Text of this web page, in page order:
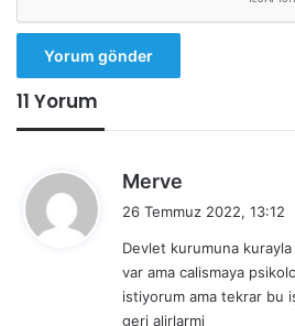
11 Yorum
Merve
i
k
i
26 Temmuz 2022, 13:12
Devlet kurumuna
var ama calismaya
istiyorum ama tekrar bu
geri alirlarmi